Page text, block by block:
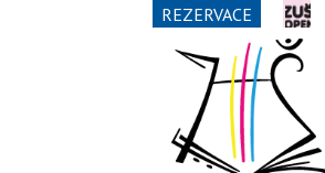
REZERVACE